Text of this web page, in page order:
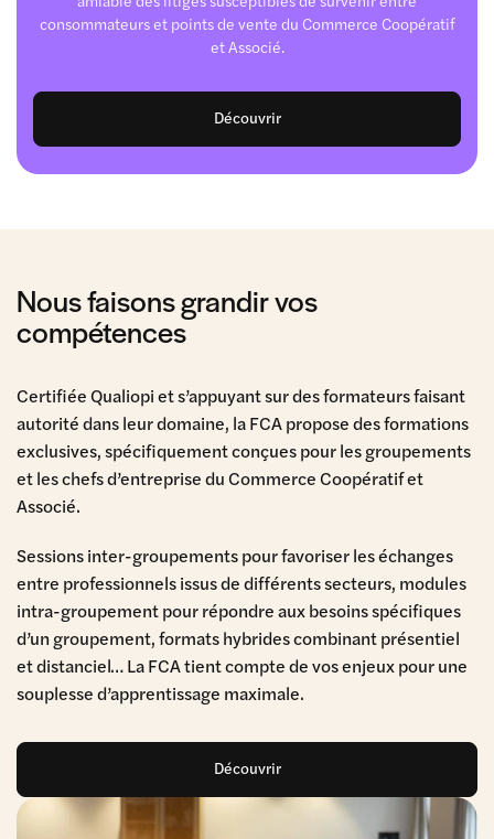
consommateurs et points de vente du Commerce Coopératif
et Associé.
Découvrir
Nous faisons grandir vos
compétences
Certifiée Qualiopi et s’appuyant sur des formateurs faisant
autorité dans leur domaine, la FCA propose des formations
exclusives, spécifiquement conçues pour les groupements
et les chefs d’entreprise du Commerce Coopératif et
Associé.
Sessions inter-groupements pour favoriser les échanges
entre professionnels issus de différents secteurs, modules
intra-groupement pour répondre aux besoins spécifiques
d’un groupement, formats hybrides combinant présentiel
et distanciel… La FCA tient compte de vos enjeux pour une
souplesse d’apprentissage maximale.
Découvrir